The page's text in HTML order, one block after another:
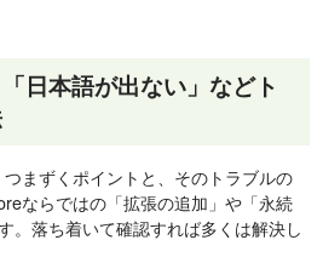
日本語が出ない」などト
まずくポイントと、そのトラブルの
ならではの「拡張の追加」や「永続
。落ち着いて確認すれば多くは解決し